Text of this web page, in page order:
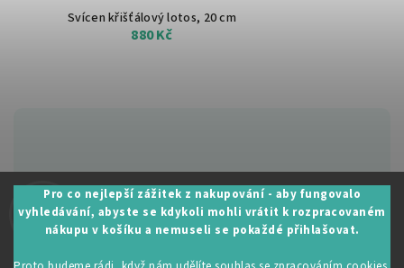
Pro co nejlepší zážitek z nakupování - aby fungovalo
vyhledávání, abyste se kdykoli mohli vrátit k rozpracovaném
nákupu v košíku a nemuseli se pokaždé přihlašovat.
Zákaznická podpora:
+420 605 530 014
Svícen křišťálový lotos, 20 cm
880 Kč